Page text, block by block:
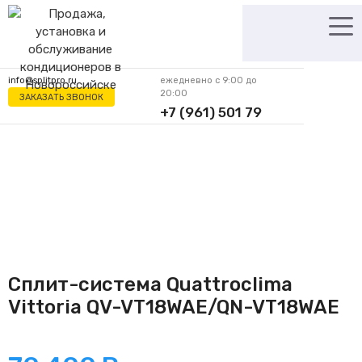
Перейти
содержимому
info@splitpro.ru
ЗАКАЗАТЬ ЗВОНОК
ежедневно с 9:00 до
20:00
+7 (961) 501 79
62
Сплит-система Quattroclima
Vittoria QV-VT18WAE/QN-VT18WAE